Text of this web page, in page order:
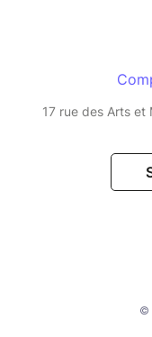
17 rue des Arts et
©